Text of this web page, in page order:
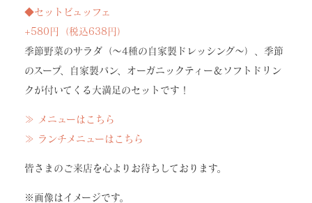
◆セットビュッフェ
+580円（税込638円）
季節野菜のサラダ（～4種の自家製ドレッシング～）、季節
のスープ、自家製パン、オーガニックティー＆ソフトドリン
クが付いてくる大満足のセットです！
≫ メニューはこちら
≫ ランチメニューはこちら
皆さまのご来店を心よりお待ちしております。
※画像はイメージです。